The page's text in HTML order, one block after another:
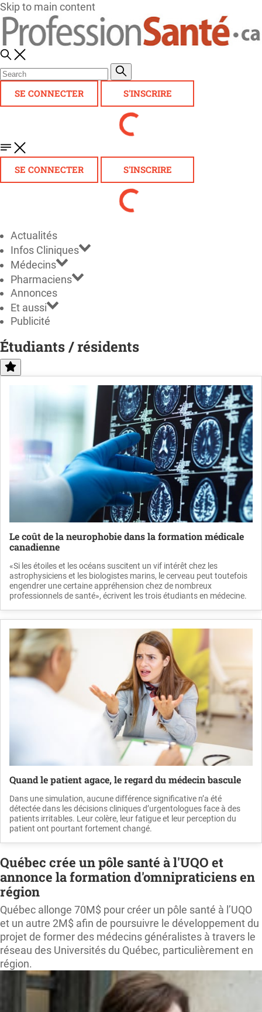
Skip to main content
SE CONNECTER S'INSCRIRE
SE CONNECTER S'INSCRIRE
Actualités
Infos Cliniques
Médecins
Pharmaciens
Annonces
Et aussi
Publicité
Étudiants / résidents
Le coût de la neurophobie dans la formation médicale
canadienne
«Si les étoiles et les océans suscitent un vif intérêt chez les
astrophysiciens et les biologistes marins, le cerveau peut toutefois
engendrer une certaine appréhension chez de nombreux
professionnels de santé», écrivent les trois étudiants en médecine.
Quand le patient agace, le regard du médecin bascule
Dans une simulation, aucune différence significative n’a été
détectée dans les décisions cliniques d’urgentologues face à des
patients irritables. Leur colère, leur fatigue et leur perception du
patient ont pourtant fortement changé.
Québec crée un pôle santé à l'UQO et
annonce la formation d'omnipraticiens en
région
Québec allonge 70M$ pour créer un pôle santé à l’UQO
et un autre 2M$ afin de poursuivre le développement du
projet de former des médecins généralistes à travers le
réseau des Universités du Québec, particulièrement en
région.